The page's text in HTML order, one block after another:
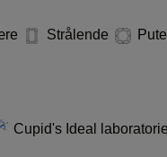
Strålende Pute
Cupid's Ideal